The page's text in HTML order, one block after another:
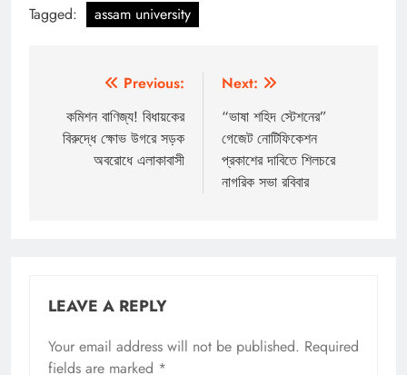
Tagged: assam university
navigation
Previous:
কমিশন বাণিজ্য! বিধায়কের
বিরুদ্ধে ক্ষোভ উগরে সড়ক
অবরোধে এলাকাবাসী
Next:
“ভাষা শহিদ স্টেশনের”
গেজেট নোটিফিকেশন
প্রকাশের দাবিতে শিলচরে
নাগরিক সভা রবিবার
LEAVE A REPLY
Your email address will not be published. Required
fields are marked *